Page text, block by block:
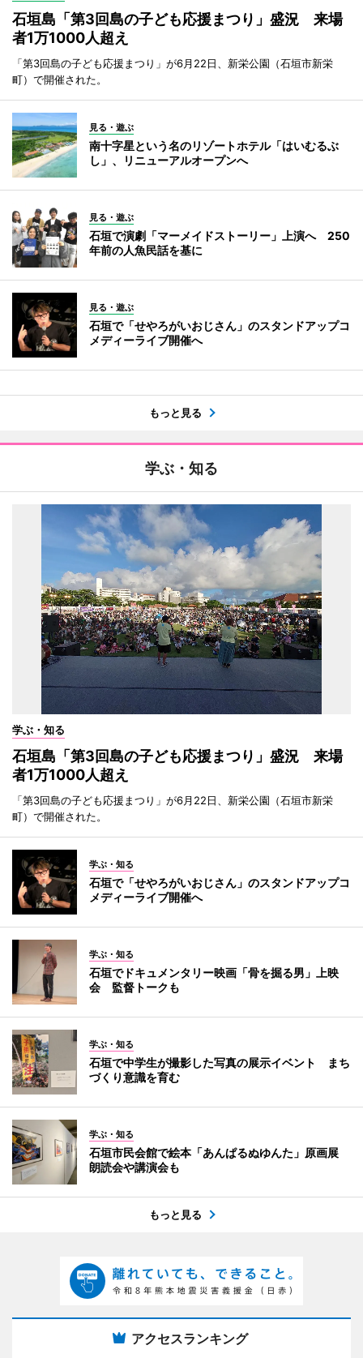
石垣島「第3回島の子ども応援まつり」盛況 来場
者1万1000人超え
「第3回島の子ども応援まつり」が6月22日、新栄公園（石垣市新栄
町）で開催された。
見る・遊ぶ
南十字星という名のリゾートホテル「はいむるぶ
し」、リニューアルオープンへ
見る・遊ぶ
石垣で演劇「マーメイドストーリー」上演へ 250
年前の人魚民話を基に
見る・遊ぶ
石垣で「せやろがいおじさん」のスタンドアップコ
メディーライブ開催へ
もっと見る
学ぶ・知る
学ぶ・知る
石垣島「第3回島の子ども応援まつり」盛況 来場
者1万1000人超え
「第3回島の子ども応援まつり」が6月22日、新栄公園（石垣市新栄
町）で開催された。
学ぶ・知る
石垣で「せやろがいおじさん」のスタンドアップコ
メディーライブ開催へ
学ぶ・知る
石垣でドキュメンタリー映画「骨を掘る男」上映
会 監督トークも
学ぶ・知る
石垣で中学生が撮影した写真の展示イベント まち
づくり意識を育む
学ぶ・知る
石垣市民会館で絵本「あんぱるぬゆんた」原画展
朗読会や講演会も
もっと見る
アクセスランキング